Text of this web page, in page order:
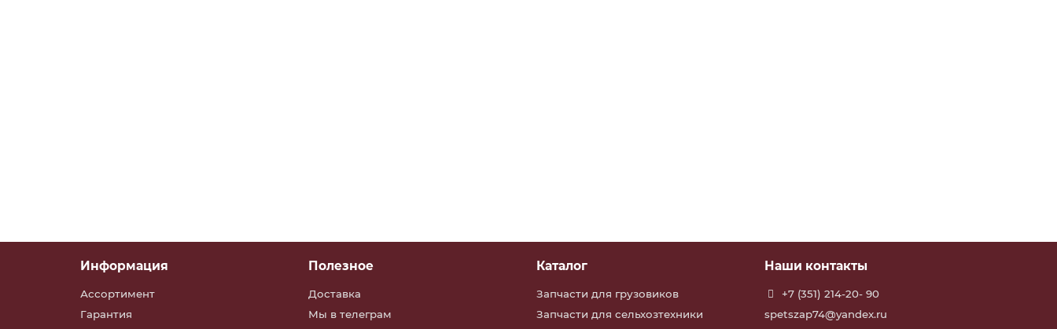
Информация
Ассортимент
Гарантия
Полезное
Доставка
Мы в телеграм
Каталог
Запчасти для грузовиков
Запчасти для сельхозтехники
Наши контакты
+7 (351) 214-20- 90
spetszap74@yandex.ru